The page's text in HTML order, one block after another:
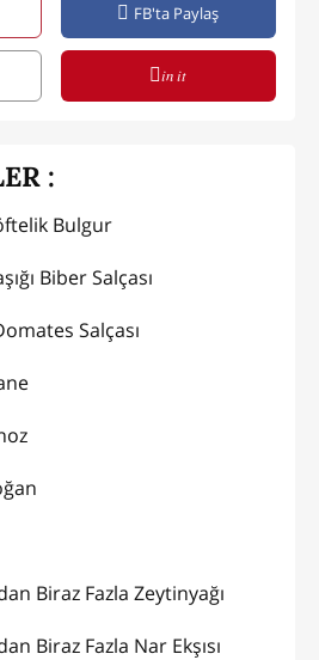
FB'ta Paylaş
in it
:
Bulgur
Biber Salçası
Salçası
Biraz Fazla Zeytinyağı
Biraz Fazla Nar Ekşısı